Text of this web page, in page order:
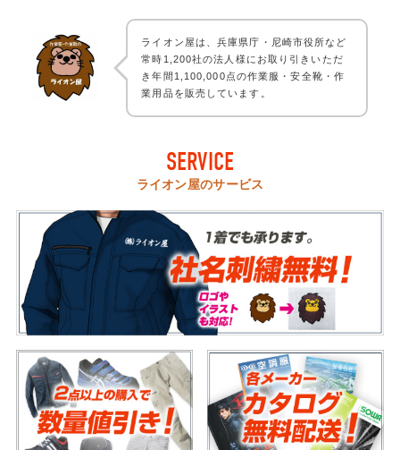
ライオン屋は、兵庫県庁・尼崎市役所など
常時1,200社の法人様にお取り引きいただ
き年間1,100,000点の作業服・安全靴・作
業用品を販売しています。
SERVICE
ライオン屋のサービス